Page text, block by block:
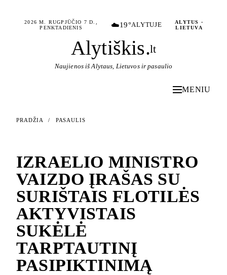
2026 M. RUGPJŪČIO 7 D.,
PENKTADIENIS
☁️19°ALYTUJE
ALYTUS ·
LIETUVA
Alytiškis.lt
Naujienos iš Alytaus, Lietuvos ir pasaulio
MENIU
PRADŽIA / PASAULIS
IZRAELIO MINISTRO
VAIZDO ĮRAŠAS SU
SURIŠTAIS FLOTILĖS
AKTYVISTAIS
SUKĖLĖ
TARPTAUTINĮ
PASIPIKTINIMĄ